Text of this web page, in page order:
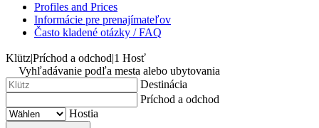
Profiles and Prices
Informácie pre prenajímateľov
Často kladené otázky / FAQ
Klütz|Príchod a odchod|1 Hosť
Vyhľadávanie podľa mesta alebo ubytovania
Destinácia
Príchod a odchod
Hostia